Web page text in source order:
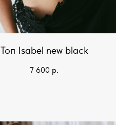
Топ Isabel new black
7 600 р.